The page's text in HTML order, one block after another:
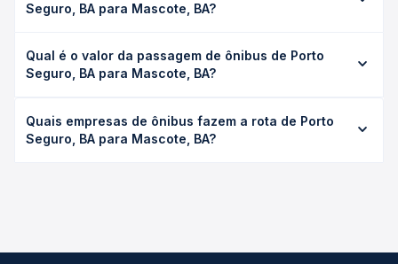
Seguro, BA para Mascote, BA?
BA leva em média 3h 21min, podendo variar conforme a
viação, o tipo de serviço (convencional, executivo ou
exata de cada opção na data desejada.
Qual é o valor da passagem de ônibus de Porto
Seguro, BA para Mascote, BA?
para Mascote, BA custa em média R$ 75,07 e varia
conforme a data da viagem, a empresa, o tipo de poltrona
Quais empresas de ônibus fazem a rota de Porto
Seguro, BA para Mascote, BA?